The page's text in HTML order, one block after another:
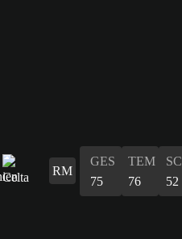
RM
GES
75
TEM
76
52